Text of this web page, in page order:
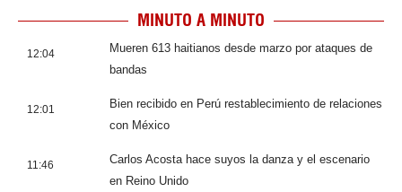
MINUTO A MINUTO
12:04
Mueren 613 haitianos desde marzo por ataques de
bandas
12:01
Bien recibido en Perú restablecimiento de relaciones
con México
11:46
Carlos Acosta hace suyos la danza y el escenario
en Reino Unido